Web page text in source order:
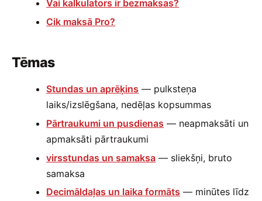
Vai kalkulators ir bezmaksas?
Cik maksā Pro?
Tēmas
Stundas un aprēķins — pulksteņa
laiks/izslēgšana, nedēļas kopsummas
Pārtraukumi un pusdienas — neapmaksāti un
apmaksāti pārtraukumi
virsstundas un samaksa — sliekšņi, bruto
samaksa
Decimāldaļas un laika formāts — minūtes līdz